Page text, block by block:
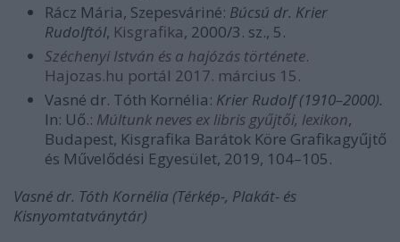
Rácz Mária, Szepesváriné: Búcsú dr. Krier
Rudolftól, Kisgrafika, 2000/3. sz., 5.
Széchenyi István és a hajózás története.
Hajozas.hu portál 2017. március 15.
Vasné dr. Tóth Kornélia: Krier Rudolf (1910–2000).
In: Uő.: Múltunk neves ex libris gyűjtői, lexikon,
Budapest, Kisgrafika Barátok Köre Grafikagyűjtő
és Művelődési Egyesület, 2019, 104–105.
Vasné dr. Tóth Kornélia (Térkép-, Plakát- és
Kisnyomtatványtár)